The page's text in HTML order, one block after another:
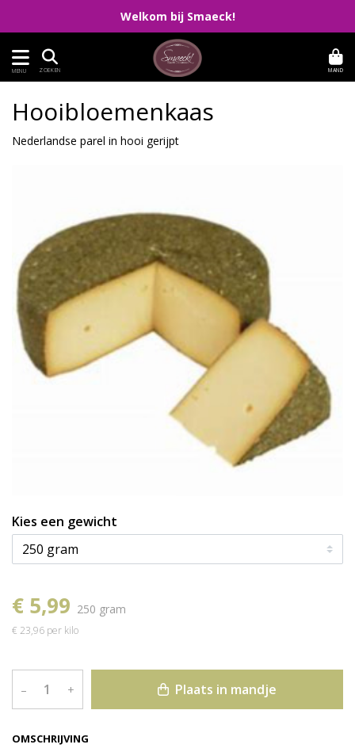
Welkom bij Smaeck!
MENU ZOEKEN MAND
OMSCHRIJVING
Hooibloemenkaas
Nederlandse parel in hooi gerijpt
Kies een gewicht
€ 5,99 250 gram
€ 23,96 per kilo
– + Plaats in mandje